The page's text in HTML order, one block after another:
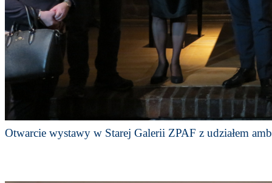
Otwarcie wystawy w Starej Galerii ZPAF z udziałem